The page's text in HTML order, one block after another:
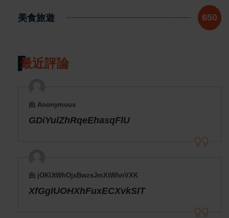
美食旅遊 650
最近評論
由 Anonymous
GDiYulZhRqeEhasqFlU
由 jOKUtWhOjxBwzsJmXtWhnVXK
XfGgIUOHXhFuxECXvkSlT